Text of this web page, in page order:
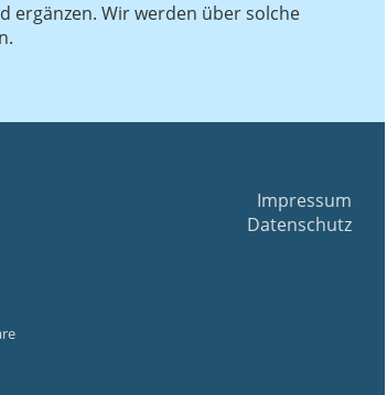
ergänzen. Wir werden über solche
Impressum
Datenschutz